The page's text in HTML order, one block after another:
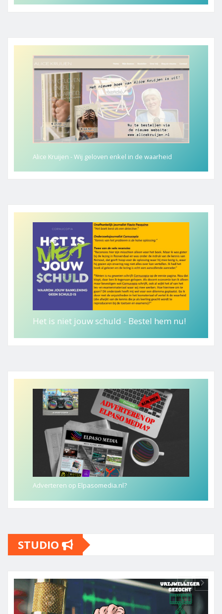
Alice Kruijen - Wij geloven enkel in de waarheid
Het is niet jouw schuld - Bestel hem nu!
Adverteren op Elpasomedia.nl?
STUDIO